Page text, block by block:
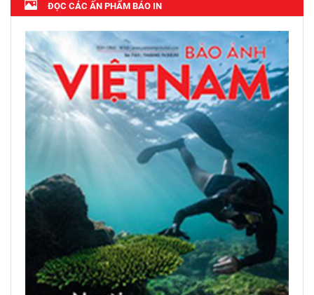
ĐỌC CÁC ẤN PHẨM BÁO IN